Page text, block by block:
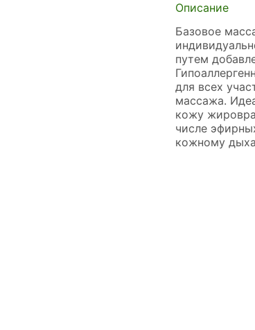
Описание
Базовое
путем
для всех
массажа.
кожу
числе
кожному